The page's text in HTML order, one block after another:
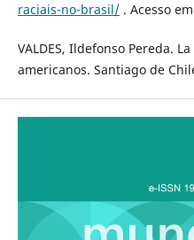
raciais-no-brasil/. Acesso
VALDES, Ildefonso Pereda.
americanos. Santiago de